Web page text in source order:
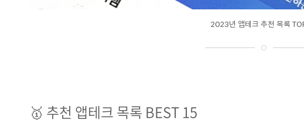
2023년 앱테크 추천 목록
🥇 추천 앱테크 목록 BEST 15